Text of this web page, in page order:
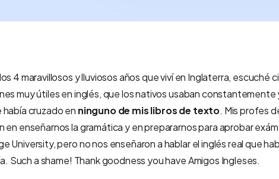
4 maravillosos y lluviosos años que viví en Inglaterra, escuché
muy útiles en inglés, que los nativos usaban constantemente
había cruzado en ninguno de mis libros de texto. Mis profes
en enseñarnos la gramática y en prepararnos para aprobar
University, pero no nos enseñaron a hablar el inglés real que
Such a shame! Thank goodness you have Amigos Ingleses.